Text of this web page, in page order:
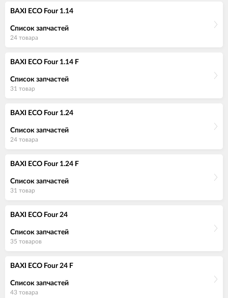
BAXI ECO Four 1.14
Список запчастей
24 товара
BAXI ECO Four 1.14 F
Список запчастей
31 товар
BAXI ECO Four 1.24
Список запчастей
24 товара
BAXI ECO Four 1.24 F
Список запчастей
31 товар
BAXI ECO Four 24
Список запчастей
35 товаров
BAXI ECO Four 24 F
Список запчастей
43 товара